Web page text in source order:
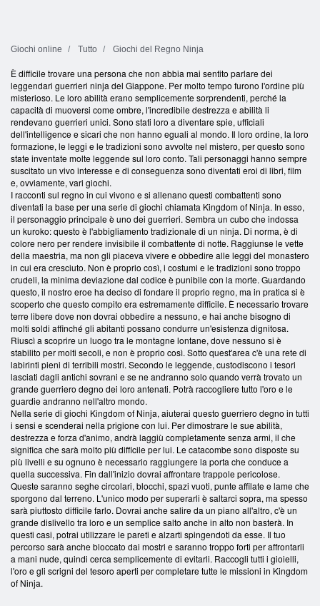
Giochi online Tutto Giochi del Regno Ninja
È difficile trovare una persona che non abbia mai sentito parlare dei
leggendari guerrieri ninja del Giappone. Per molto tempo furono l'ordine più
misterioso. Le loro abilità erano semplicemente sorprendenti, perché la
capacità di muoversi come ombre, l'incredibile destrezza e abilità li
rendevano guerrieri unici. Sono stati loro a diventare spie, ufficiali
dell'intelligence e sicari che non hanno eguali al mondo. Il loro ordine, la loro
formazione, le leggi e le tradizioni sono avvolte nel mistero, per questo sono
state inventate molte leggende sul loro conto. Tali personaggi hanno sempre
suscitato un vivo interesse e di conseguenza sono diventati eroi di libri, film
e, ovviamente, vari giochi.
I racconti sul regno in cui vivono e si allenano questi combattenti sono
diventati la base per una serie di giochi chiamata Kingdom of Ninja. In esso,
il personaggio principale è uno dei guerrieri. Sembra un cubo che indossa
un kuroko: questo è l'abbigliamento tradizionale di un ninja. Di norma, è di
colore nero per rendere invisibile il combattente di notte. Raggiunse le vette
della maestria, ma non gli piaceva vivere e obbedire alle leggi del monastero
in cui era cresciuto. Non è proprio così, i costumi e le tradizioni sono troppo
crudeli, la minima deviazione dal codice è punibile con la morte. Guardando
questo, il nostro eroe ha deciso di fondare il proprio regno, ma in pratica si è
scoperto che questo compito era estremamente difficile. È necessario trovare
terre libere dove non dovrai obbedire a nessuno, e hai anche bisogno di
molti soldi affinché gli abitanti possano condurre un'esistenza dignitosa.
Riuscì a scoprire un luogo tra le montagne lontane, dove nessuno si è
stabilito per molti secoli, e non è proprio così. Sotto quest'area c'è una rete di
labirinti pieni di terribili mostri. Secondo le leggende, custodiscono i tesori
lasciati dagli antichi sovrani e se ne andranno solo quando verrà trovato un
grande guerriero degno dei loro antenati. Potrà raccogliere tutto l'oro e le
guardie andranno nell'altro mondo.
Nella serie di giochi Kingdom of Ninja, aiuterai questo guerriero degno in tutti
i sensi e scenderai nella prigione con lui. Per dimostrare le sue abilità,
destrezza e forza d'animo, andrà laggiù completamente senza armi, il che
significa che sarà molto più difficile per lui. Le catacombe sono disposte su
più livelli e su ognuno è necessario raggiungere la porta che conduce a
quella successiva. Fin dall'inizio dovrai affrontare trappole pericolose.
Queste saranno seghe circolari, blocchi, spazi vuoti, punte affilate e lame che
sporgono dal terreno. L'unico modo per superarli è saltarci sopra, ma spesso
sarà piuttosto difficile farlo. Dovrai anche salire da un piano all'altro, c'è un
grande dislivello tra loro e un semplice salto anche in alto non basterà. In
questi casi, potrai utilizzare le pareti e alzarti spingendoti da esse. Il tuo
percorso sarà anche bloccato dai mostri e saranno troppo forti per affrontarli
a mani nude, quindi cerca semplicemente di evitarli. Raccogli tutti i gioielli,
l'oro e gli scrigni del tesoro aperti per completare tutte le missioni in Kingdom
of Ninja.